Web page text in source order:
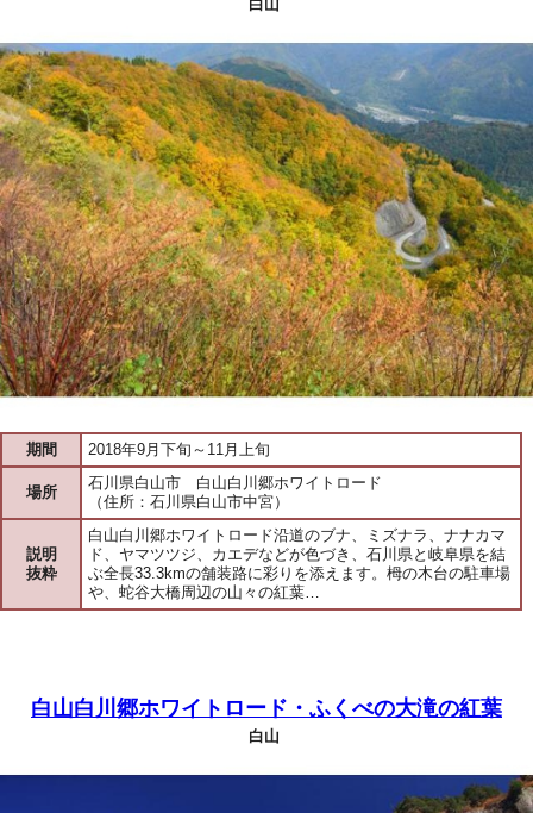
白山
期間 2018年9月下旬～11月上旬
場所
石川県白山市 白山白川郷ホワイトロード
（住所：石川県白山市中宮）
説明
抜粋
白山白川郷ホワイトロード沿道のブナ、ミズナラ、ナナカマ
ド、ヤマツツジ、カエデなどが色づき、石川県と岐阜県を結
ぶ全長33.3kmの舗装路に彩りを添えます。栂の木台の駐車場
や、蛇谷大橋周辺の山々の紅葉…
白山白川郷ホワイトロード・ふくべの大滝の紅葉
白山